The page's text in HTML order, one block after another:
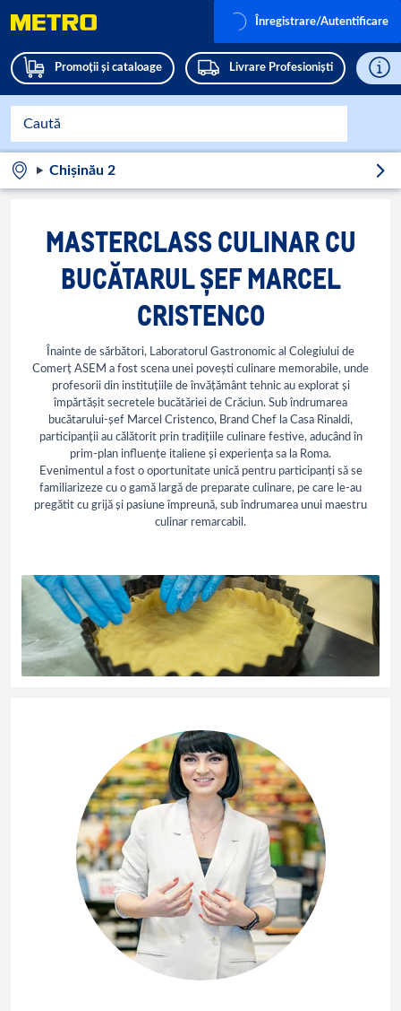
Promoții și cataloage Livrare Profesioniști
Înregistrare/Autentificare
Chișinău 2
MASTERCLASS CULINAR CU
BUCĂTARUL ȘEF MARCEL
CRISTENCO
Înainte de sărbători, Laboratorul Gastronomic al Colegiului de
Comerț ASEM a fost scena unei povești culinare memorabile, unde
profesorii din instituțiile de învățământ tehnic au explorat și
împărtășit secretele bucătăriei de Crăciun. Sub îndrumarea
bucătarului-șef Marcel Cristenco, Brand Chef la Casa Rinaldi,
participanții au călătorit prin tradițiile culinare festive, aducând în
prim-plan influențe italiene și experiența sa la Roma.
Evenimentul a fost o oportunitate unică pentru participanți să se
familiarizeze cu o gamă largă de preparate culinare, pe care le-au
pregătit cu grijă și pasiune împreună, sub îndrumarea unui maestru
culinar remarcabil.